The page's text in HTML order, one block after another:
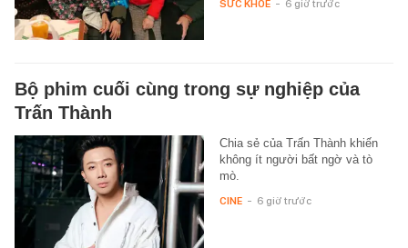
SỨC KHỎE - 6 giờ trước
Bộ phim cuối cùng trong sự nghiệp của
Trấn Thành
Chia sẻ của Trấn Thành khiến
không ít người bất ngờ và tò
mò.
CINE - 6 giờ trước